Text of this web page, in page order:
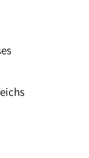
in neuem Tab
Tab